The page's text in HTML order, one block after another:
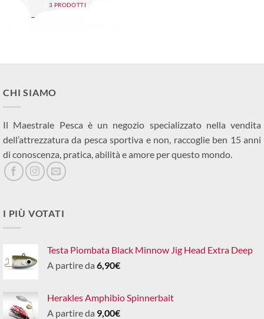
3 PRODOTTI
CHI SIAMO
Il Maestrale Pesca è un negozio specializzato nella vendita
dell’attrezzatura da pesca sportiva e non, raccoglie ben 15 anni
di conoscenza, pratica, abilità e amore per questo mondo.
I PIÙ VOTATI
Testa Piombata Black Minnow Jig Head Extra Deep
A partire da 6,90€
Herakles Amphibio Spinnerbait
A partire da 9,00€